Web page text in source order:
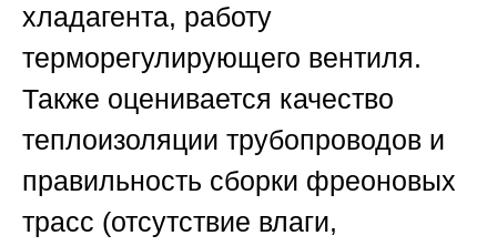
хладагента, работу
терморегулирующего вентиля.
Также оценивается качество
теплоизоляции трубопроводов и
правильность сборки фреоновых
трасс (отсутствие влаги,